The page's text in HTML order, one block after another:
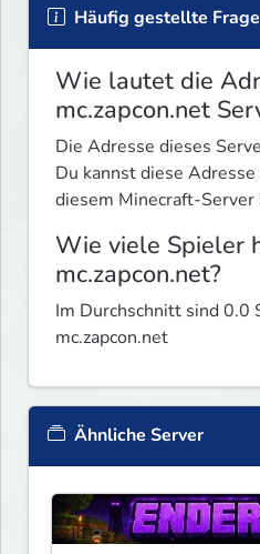
Häufig gestellte
Wie lautet die
mc.zapcon.net
Die Adresse dieses
Du kannst diese
diesem Minecraft-
Wie viele Spieler
mc.zapcon.net?
Im Durchschnitt sind 0.0
mc.zapcon.net
Ähnliche Server